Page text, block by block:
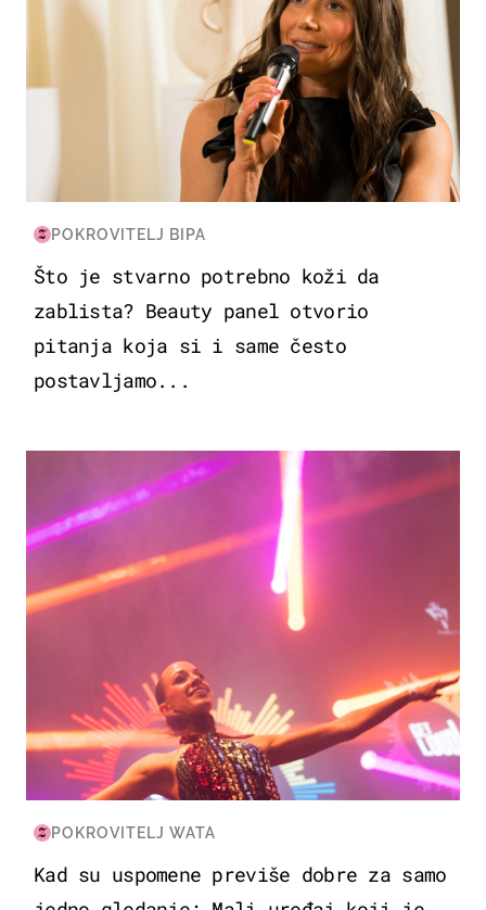
POKROVITELJ BIPA
Što je stvarno potrebno koži da
zablista? Beauty panel otvorio
pitanja koja si i same često
postavljamo...
KULTURA & ZABAVA
POKROVITELJ WATA
Kad su uspomene previše dobre za samo